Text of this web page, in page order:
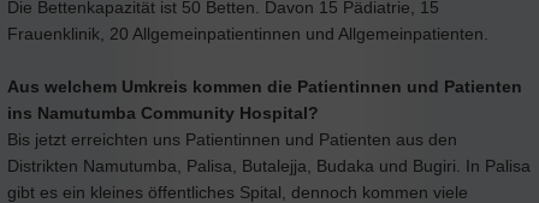
Die Bettenkapazität ist 50 Betten. Davon 15 Pädiatrie, 15
Frauenklinik, 20 Allgemeinpatientinnen und Allgemeinpatienten.
Aus welchem Umkreis kommen die Patientinnen und Patienten
ins Namutumba Community Hospital?
Bis jetzt erreichten uns Patientinnen und Patienten aus den
Distrikten Namutumba, Palisa, Butalejja, Budaka und Bugiri. In Palisa
gibt es ein kleines öffentliches Spital, dennoch kommen viele